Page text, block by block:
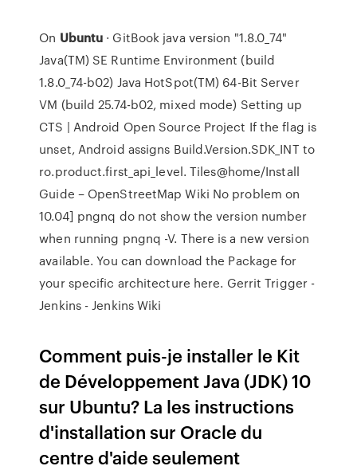
On Ubuntu · GitBook java version "1.8.0_74"
Java(TM) SE Runtime Environment (build
1.8.0_74-b02) Java HotSpot(TM) 64-Bit Server
VM (build 25.74-b02, mixed mode) Setting up
CTS | Android Open Source Project If the flag is
unset, Android assigns Build.Version.SDK_INT to
ro.product.first_api_level.Tiles@home/Install
Guide – OpenStreetMap Wiki No problem on
10.04] pngnq do not show the version number
when running pngnq -V. There is a new version
available. You can download the Package for
your specific architecture here. Gerrit Trigger -
Jenkins - Jenkins Wiki
Comment puis-je installer le Kit
de Développement Java (JDK) 10
sur Ubuntu? La les instructions
d'installation sur Oracle du
centre d'aide seulement